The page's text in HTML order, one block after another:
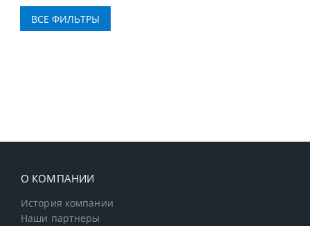
О КОМПАНИИ
История компании
Наши партнеры